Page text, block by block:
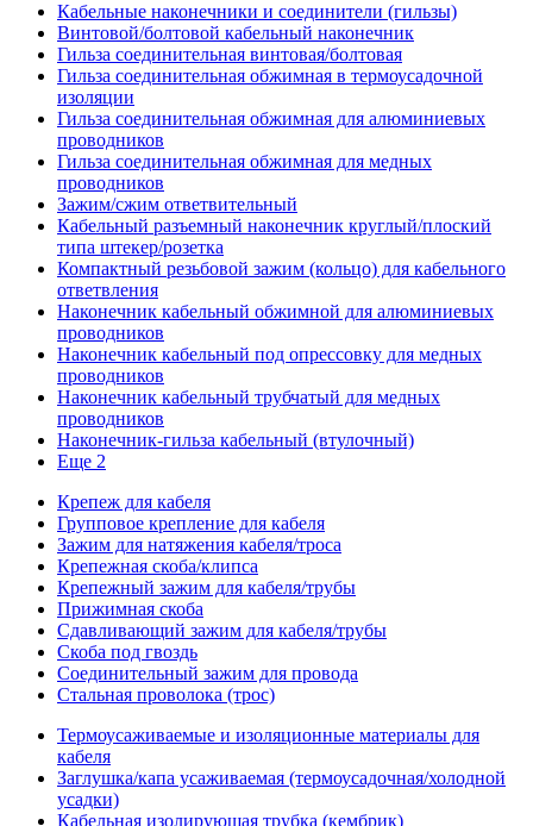
Кабельные наконечники и соединители (гильзы)
Винтовой/болтовой кабельный наконечник
Гильза соединительная винтовая/болтовая
Гильза соединительная обжимная в термоусадочной
изоляции
Гильза соединительная обжимная для алюминиевых
проводников
Гильза соединительная обжимная для медных
проводников
Зажим/сжим ответвительный
Кабельный разъемный наконечник круглый/плоский
типа штекер/розетка
Компактный резьбовой зажим (кольцо) для кабельного
ответвления
Наконечник кабельный обжимной для алюминиевых
проводников
Наконечник кабельный под опрессовку для медных
проводников
Наконечник кабельный трубчатый для медных
проводников
Наконечник-гильза кабельный (втулочный)
Еще 2
Крепеж для кабеля
Групповое крепление для кабеля
Зажим для натяжения кабеля/троса
Крепежная скоба/клипса
Крепежный зажим для кабеля/трубы
Прижимная скоба
Сдавливающий зажим для кабеля/трубы
Скоба под гвоздь
Соединительный зажим для провода
Стальная проволока (трос)
Термоусаживаемые и изоляционные материалы для
кабеля
Заглушка/капа усаживаемая (термоусадочная/холодной
усадки)
Кабельная изолирующая трубка (кембрик)